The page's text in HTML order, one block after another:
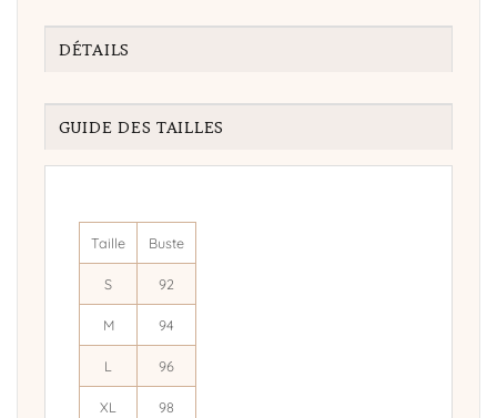
DÉTAILS
GUIDE DES TAILLES
Taille Buste
S 92
M 94
L 96
XL 98